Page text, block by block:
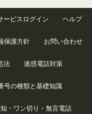
ービスログイン ヘルプ
保護方針 お問い合わせ
法 迷惑電話対策
号の種類と基礎知識
・ワン切り・無言電話